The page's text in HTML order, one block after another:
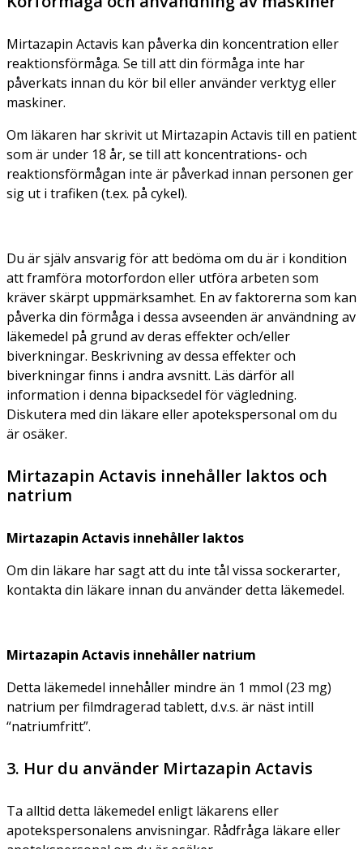
Mirtazapin Actavis kan påverka din koncentration eller
reaktionsförmåga. Se till att din förmåga inte har
påverkats innan du kör bil eller använder verktyg eller
maskiner.
Om läkaren har skrivit ut Mirtazapin Actavis till en patient
som är under 18 år, se till att koncentrations- och
reaktionsförmågan inte är påverkad innan personen ger
sig ut i trafiken (t.ex. på cykel).
Du är själv ansvarig för att bedöma om du är i kondition
att framföra motorfordon eller utföra arbeten som
kräver skärpt uppmärksamhet. En av faktorerna som kan
påverka din förmåga i dessa avseenden är användning av
läkemedel på grund av deras effekter och/eller
biverkningar. Beskrivning av dessa effekter och
biverkningar finns i andra avsnitt. Läs därför all
information i denna bipacksedel för vägledning.
Diskutera med din läkare eller apotekspersonal om du
är osäker.
Mirtazapin Actavis innehåller laktos och
natrium
Mirtazapin Actavis innehåller laktos
Om din läkare har sagt att du inte tål vissa sockerarter,
kontakta din läkare innan du använder detta läkemedel.
Mirtazapin Actavis innehåller natrium
Detta läkemedel innehåller mindre än 1 mmol (23 mg)
natrium per filmdragerad tablett, d.v.s. är näst intill
“natriumfritt”.
3. Hur du använder Mirtazapin Actavis
Ta alltid detta läkemedel enligt läkarens eller
apotekspersonalens anvisningar. Rådfråga läkare eller